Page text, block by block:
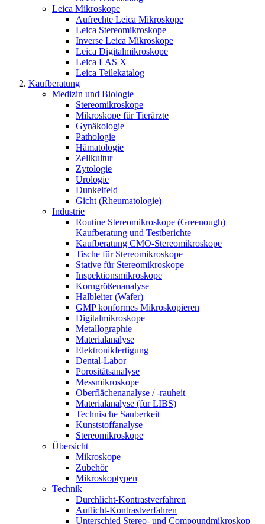
Leica Mikroskope
Aufrechte Leica Mikroskope
Leica Stereomikroskope
Inverse Leica Mikroskope
Leica Digitalmikroskope
Leica LAS X
Leica Teilekatalog
Kaufberatung
Medizin und Biologie
Stereomikroskope
Mikroskope für Tierärzte
Gynäkologie
Pathologie
Hämatologie
Zellkultur
Zytologie
Urologie
Dunkelfeld
Gicht (Rheumatologie)
Industrie
Routine Stereomikroskope (Greenough)
Kaufberatung und Testberichte
Kaufberatung CMO-Stereomikroskope
Tische für Stereomikroskope
Stative für Stereomikroskope
Inspektionsmikroskope
Korngrößenanalyse
Halbleiter (Wafer)
GMP konformes Mikroskopieren
Digitalmikroskope
Metallographie
Materialanalyse
Elektronikfertigung
Dental-Labor
Porositätsanalyse
Messmikroskope
Oberflächenanalyse / -rauheit
Materialanalyse (für LIBS)
Technische Sauberkeit
Kunststoffanalyse
Stereomikroskope
Übersicht
Mikroskope
Zubehör
Mikroskoptypen
Technik
Durchlicht-Kontrastverfahren
Auflicht-Kontrastverfahren
Unterschied Stereo- und Compoundmikroskop